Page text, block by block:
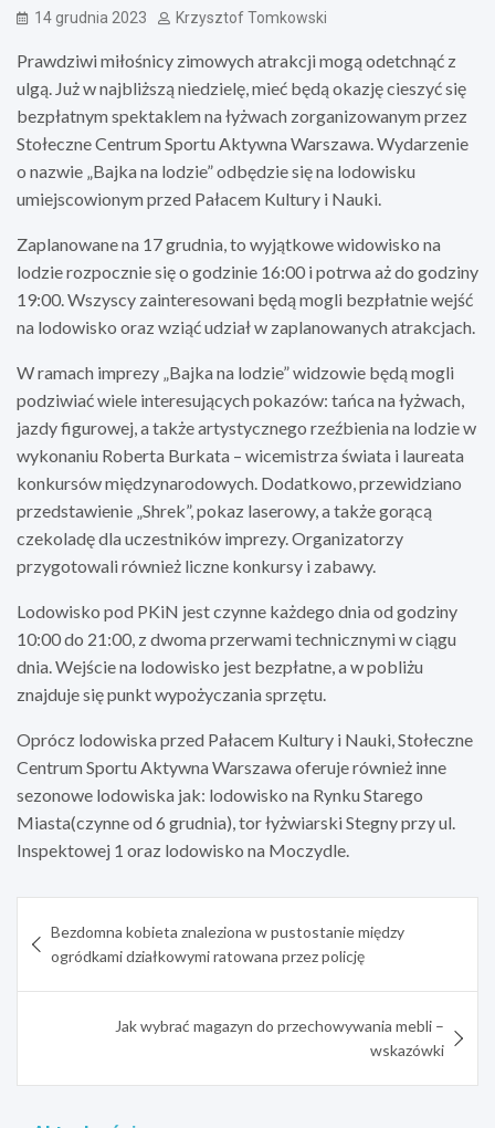
14 grudnia 2023 Krzysztof Tomkowski
Prawdziwi miłośnicy zimowych atrakcji mogą odetchnąć z
ulgą. Już w najbliższą niedzielę, mieć będą okazję cieszyć się
bezpłatnym spektaklem na łyżwach zorganizowanym przez
Stołeczne Centrum Sportu Aktywna Warszawa. Wydarzenie
o nazwie „Bajka na lodzie” odbędzie się na lodowisku
umiejscowionym przed Pałacem Kultury i Nauki.
Zaplanowane na 17 grudnia, to wyjątkowe widowisko na
lodzie rozpocznie się o godzinie 16:00 i potrwa aż do godziny
19:00. Wszyscy zainteresowani będą mogli bezpłatnie wejść
na lodowisko oraz wziąć udział w zaplanowanych atrakcjach.
W ramach imprezy „Bajka na lodzie” widzowie będą mogli
podziwiać wiele interesujących pokazów: tańca na łyżwach,
jazdy figurowej, a także artystycznego rzeźbienia na lodzie w
wykonaniu Roberta Burkata – wicemistrza świata i laureata
konkursów międzynarodowych. Dodatkowo, przewidziano
przedstawienie „Shrek”, pokaz laserowy, a także gorącą
czekoladę dla uczestników imprezy. Organizatorzy
przygotowali również liczne konkursy i zabawy.
Lodowisko pod PKiN jest czynne każdego dnia od godziny
10:00 do 21:00, z dwoma przerwami technicznymi w ciągu
dnia. Wejście na lodowisko jest bezpłatne, a w pobliżu
znajduje się punkt wypożyczania sprzętu.
Oprócz lodowiska przed Pałacem Kultury i Nauki, Stołeczne
Centrum Sportu Aktywna Warszawa oferuje również inne
sezonowe lodowiska jak: lodowisko na Rynku Starego
Miasta(czynne od 6 grudnia), tor łyżwiarski Stegny przy ul.
Inspektowej 1 oraz lodowisko na Moczydle.
wpisu
Bezdomna kobieta znaleziona w pustostanie między
ogródkami działkowymi ratowana przez policję
Jak wybrać magazyn do przechowywania mebli –
wskazówki